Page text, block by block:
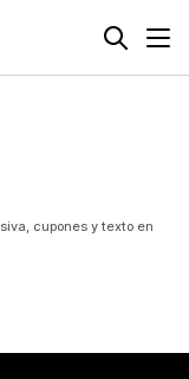
cupones y texto en